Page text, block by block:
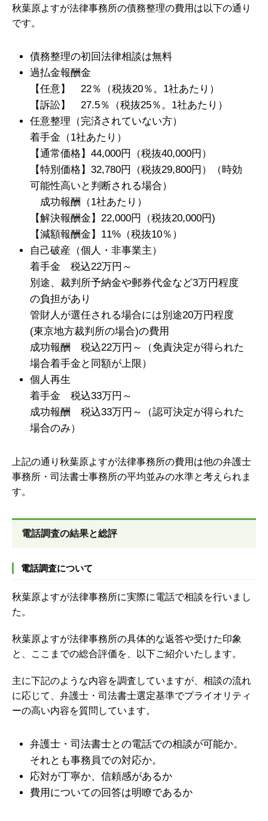
秋葉原よすが法律事務所の債務整理の費用は以下の通り
です。
債務整理の初回法律相談は無料
過払金報酬金
【任意】 22％（税抜20％。1社あたり）
【訴訟】 27.5％（税抜25％。1社あたり）
任意整理（完済されていない方）
着手金（1社あたり）
【通常価格】44,000円（税抜40,000円）
【特別価格】32,780円（税抜29,800円）（時効
可能性高いと判断される場合）
成功報酬（1社あたり）
【解決報酬金】22,000円（税抜20,000円)
【減額報酬金】11%（税抜10％）
自己破産（個人・非事業主）
着手金 税込22万円～
別途、裁判所予納金や郵券代金など3万円程度
の負担があり
管財人が選任される場合には別途20万円程度
(東京地方裁判所の場合)の費用
成功報酬 税込22万円～（免責決定が得られた
場合着手金と同額が上限）
個人再生
着手金 税込33万円～
成功報酬 税込33万円～（認可決定が得られた
場合のみ）
上記の通り秋葉原よすが法律事務所の費用は他の弁護士
事務所・司法書士事務所の平均並みの水準と考えられま
す。
電話調査の結果と総評
電話調査について
秋葉原よすが法律事務所に実際に電話で相談を行いまし
た。
秋葉原よすが法律事務所の具体的な返答や受けた印象
と、ここまでの総合評価を、以下ご紹介いたします。
主に下記のような内容を調査していますが、 相談の流れ
に応じて、弁護士・司法書士選定基準でプライオリティ
ーの高い内容を質問しています。
弁護士・司法書士との電話での相談が可能か。
それとも事務員での対応か。
応対が丁寧か、信頼感があるか
費用についての回答は明瞭であるか